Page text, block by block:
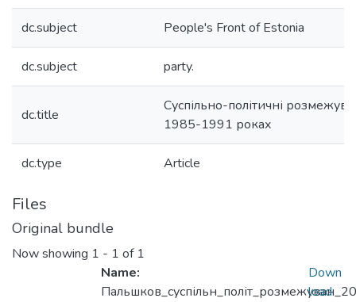
dc.subject People's Front of Estonia
dc.subject party.
dc.title
Суспільно-політичні
1985-1991 роках
dc.type Article
Files
Original bundle
Now showing 1 - 1 of 1
Name:
Down
load